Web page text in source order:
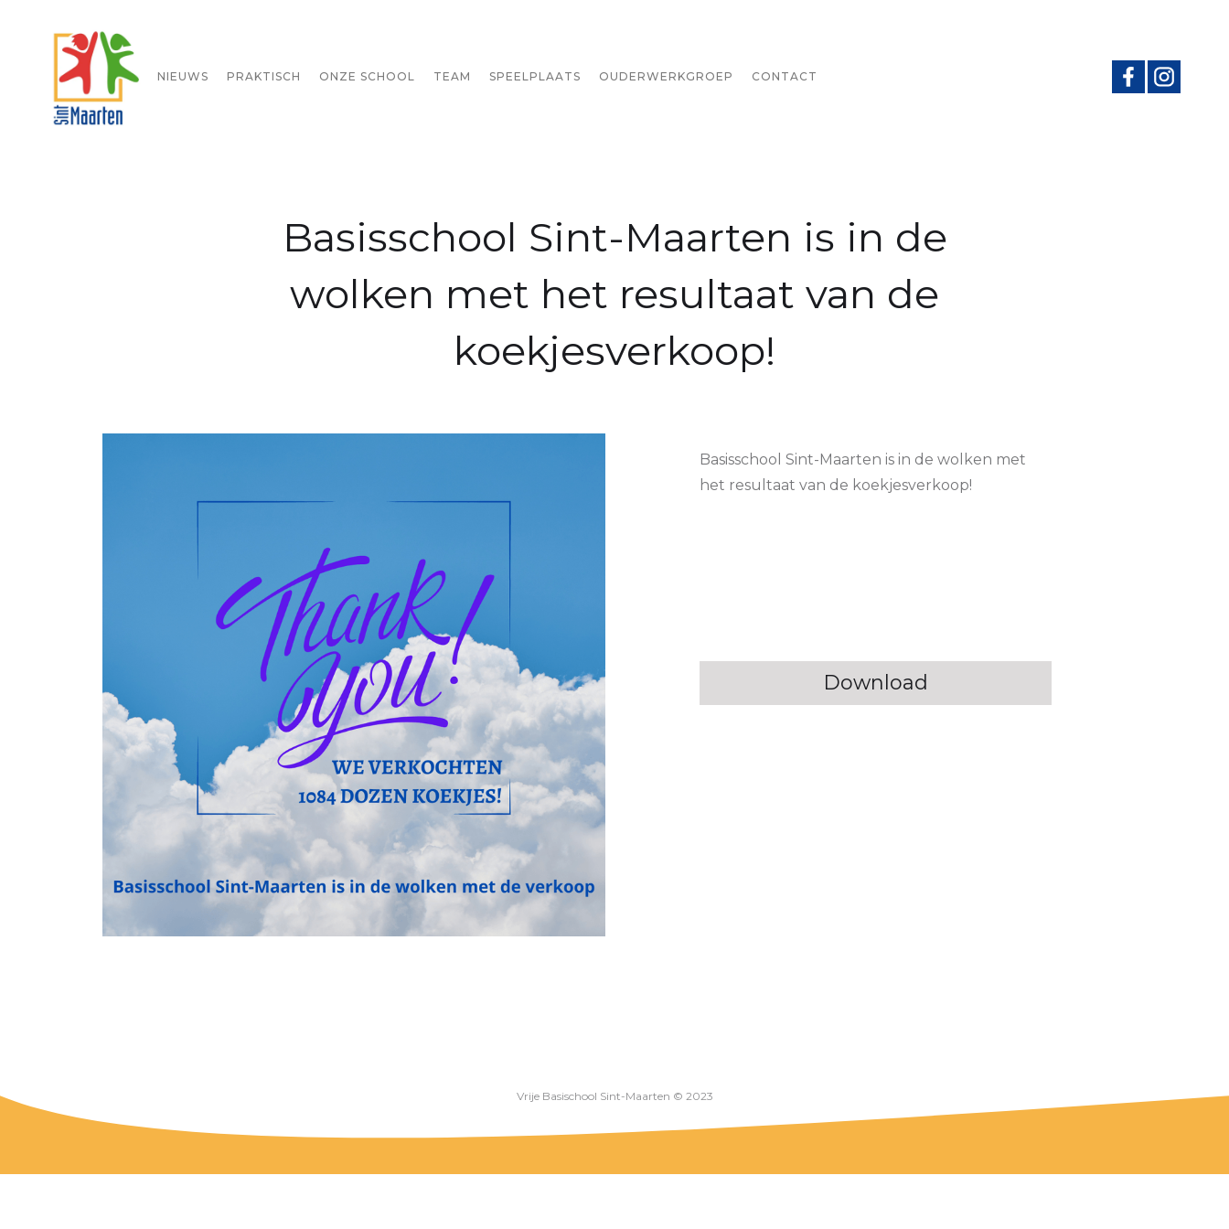
STARTPAGINA NIEUWS PRAKTISCH ONZE SCHOOL TEAM SPEELPLAATS OUDERWERKGROEP CONTACT
Basisschool Sint-Maarten is in de
wolken met het resultaat van de
koekjesverkoop!
Basisschool Sint-Maarten is in de wolken met
het resultaat van de koekjesverkoop!
Download
Vrije Basischool Sint-Maarten © 2023